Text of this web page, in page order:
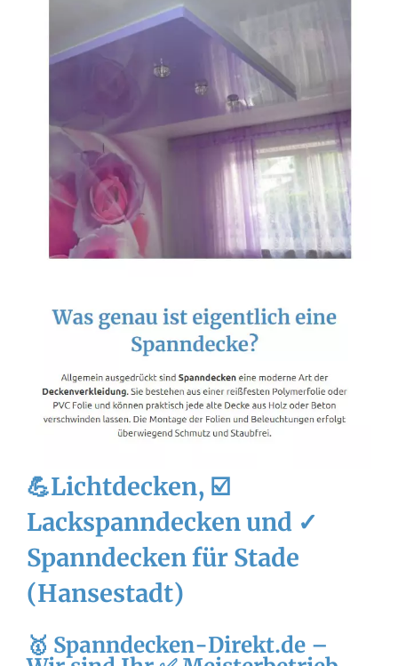
💪Lichtdecken, ☑️
Lackspanndecken und ✓
Spanndecken für Stade
(Hansestadt)
🥇 Spanndecken-Direkt.de –